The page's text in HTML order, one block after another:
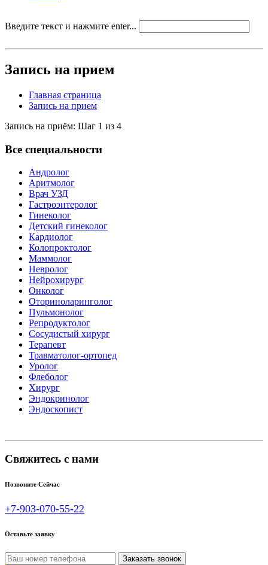
Введите текст и нажмите enter...
Запись на прием
Главная страница
Запись на прием
Запись на приём: Шаг 1 из 4
Все специальности
Андролог
Аритмолог
Врач УЗД
Гастроэнтеролог
Гинеколог
Детский гинеколог
Кардиолог
Колопроктолог
Маммолог
Невролог
Нейрохирург
Онколог
Оториноларинголог
Пульмонолог
Репродуктолог
Сосудистый хирург
Терапевт
Травматолог-ортопед
Уролог
Флеболог
Хирург
Эндокринолог
Эндоскопист
Свяжитесь с нами
Позвоните Сейчас
+7-903-070-55-22
Оставьте заявку